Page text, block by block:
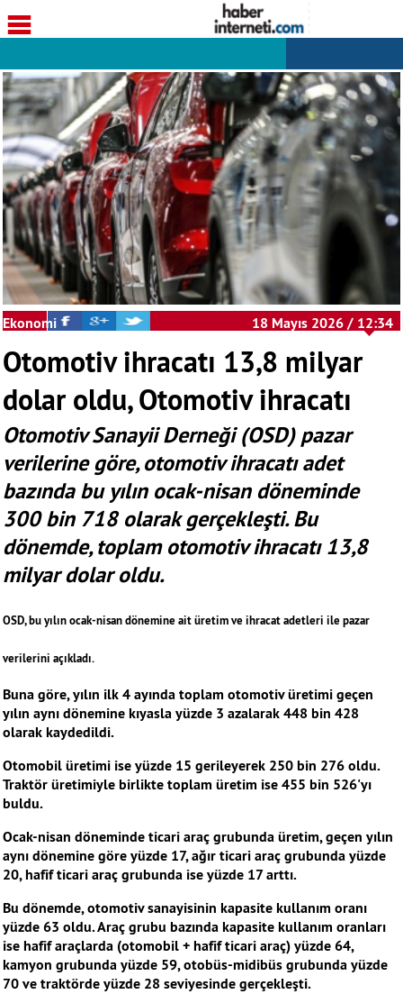
Ekonomi 18 Mayıs 2026 / 12:34
Otomotiv ihracatı 13,8 milyar
dolar oldu, Otomotiv ihracatı
Otomotiv Sanayii Derneği (OSD) pazar
verilerine göre, otomotiv ihracatı adet
bazında bu yılın ocak-nisan döneminde
300 bin 718 olarak gerçekleşti. Bu
dönemde, toplam otomotiv ihracatı 13,8
milyar dolar oldu.
OSD, bu yılın ocak-nisan dönemine ait üretim ve ihracat adetleri ile pazar
verilerini açıkladı.
Buna göre, yılın ilk 4 ayında toplam otomotiv üretimi geçen
yılın aynı dönemine kıyasla yüzde 3 azalarak 448 bin 428
olarak kaydedildi.
Otomobil üretimi ise yüzde 15 gerileyerek 250 bin 276 oldu.
Traktör üretimiyle birlikte toplam üretim ise 455 bin 526'yı
buldu.
Ocak-nisan döneminde ticari araç grubunda üretim, geçen yılın
aynı dönemine göre yüzde 17, ağır ticari araç grubunda yüzde
20, hafif ticari araç grubunda ise yüzde 17 arttı.
Bu dönemde, otomotiv sanayisinin kapasite kullanım oranı
yüzde 63 oldu. Araç grubu bazında kapasite kullanım oranları
ise hafif araçlarda (otomobil + hafif ticari araç) yüzde 64,
kamyon grubunda yüzde 59, otobüs-midibüs grubunda yüzde
70 ve traktörde yüzde 28 seviyesinde gerçekleşti.